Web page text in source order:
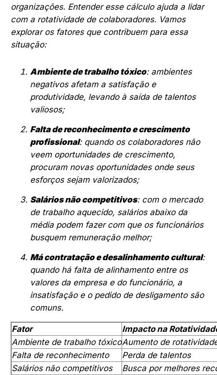
organizações. Entender esse cálculo ajuda a lidar
com a rotatividade de colaboradores. Vamos
explorar os fatores que contribuem para essa
situação:
Ambiente de trabalho tóxico: ambientes
negativos afetam a satisfação e
produtividade, levando à saída de talentos
valiosos;
Falta de reconhecimento e crescimento
profissional: quando os colaboradores não
veem oportunidades de crescimento,
procuram novas oportunidades onde seus
esforços sejam valorizados;
Salários não competitivos: com o mercado
de trabalho aquecido, salários abaixo da
média podem fazer com que os funcionários
busquem remuneração melhor;
Má contratação e desalinhamento cultural:
quando há falta de alinhamento entre os
valores da empresa e do funcionário, a
insatisfação e o pedido de desligamento são
comuns.
Fator
Impacto na
Ambiente de trabalho tóxicoAumento de
Falta de reconhecimento
Perda de talentos
Salários não competitivos
Busca por melhores